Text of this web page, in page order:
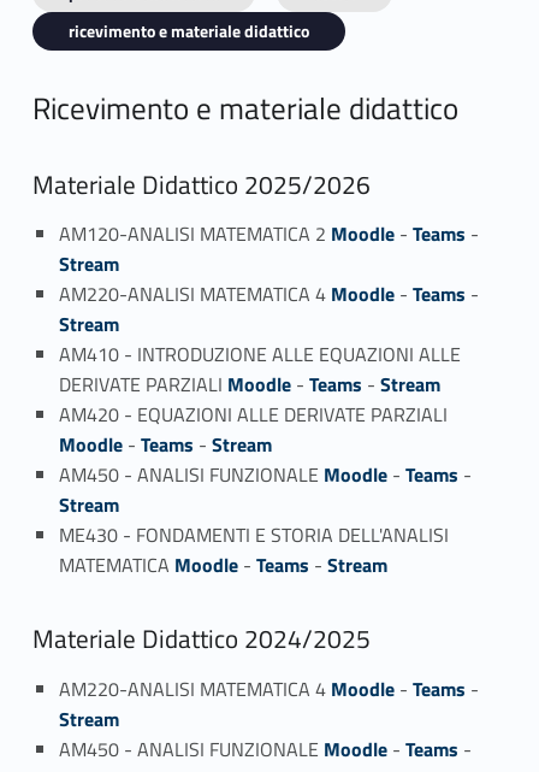
ricevimento e materiale didattico
Ricevimento e materiale didattico
Materiale Didattico 2025/2026
AM120-ANALISI MATEMATICA 2 Moodle- Teams -
Stream
AM220-ANALISI MATEMATICA 4 Moodle- Teams -
Stream
AM410 - INTRODUZIONE ALLE EQUAZIONI ALLE
DERIVATE PARZIALI Moodle- Teams - Stream
AM420 - EQUAZIONI ALLE DERIVATE PARZIALI
Moodle- Teams - Stream
AM450 - ANALISI FUNZIONALE Moodle- Teams -
Stream
ME430 - FONDAMENTI E STORIA DELL'ANALISI
MATEMATICA Moodle- Teams - Stream
Materiale Didattico 2024/2025
AM220-ANALISI MATEMATICA 4 Moodle- Teams -
Stream
AM450 - ANALISI FUNZIONALE Moodle- Teams -